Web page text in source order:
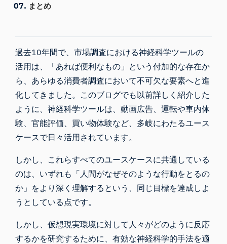
まとめ
過去10年間で、市場調査における神経科学ツールの
活用は、「あれば便利なもの」という付加的な存在か
ら、あらゆる消費者調査において不可欠な要素へと進
化してきました。このブログでも以前詳しく紹介した
ように、神経科学ツールは、動画広告、運転や車内体
験 、官能評価、買い物体験など、多岐にわたるユース
ケースで日々活用されています。
しかし、これらすべてのユースケースに共通している
のは、いずれも「人間がなぜそのような行動をとるの
か」をより深く理解するという、同じ目標を達成しよ
うとしている点です。
しかし、仮想現実環境に対して人々がどのように反応
するかを研究するために、有効な神経科学的手法を適